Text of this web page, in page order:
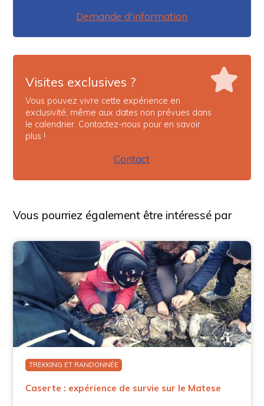
Demande d'information
Visites exclusives ?
Vous pouvez vivre cette expérience en
exclusivité, même aux dates non prévues dans
le calendrier. Contactez-nous pour en savoir
plus !
Contact
Vous pourriez également être intéressé par
TREKKING ET RANDONNÉE
Caserte : expérience de survie sur le Matese